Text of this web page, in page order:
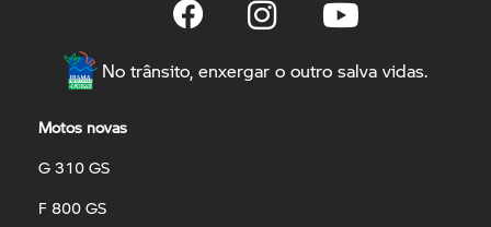
No trânsito, enxergar o outro salva vidas.
Motos novas
G 310 GS
F 800 GS